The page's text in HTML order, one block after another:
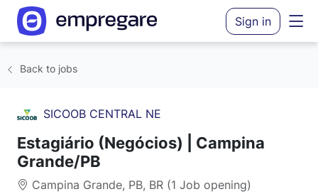
Sign in
Back to jobs
SICOOB CENTRAL NE
Estagiário (Negócios) | Campina
Grande/PB
Campina Grande, PB, BR (1 Job opening)